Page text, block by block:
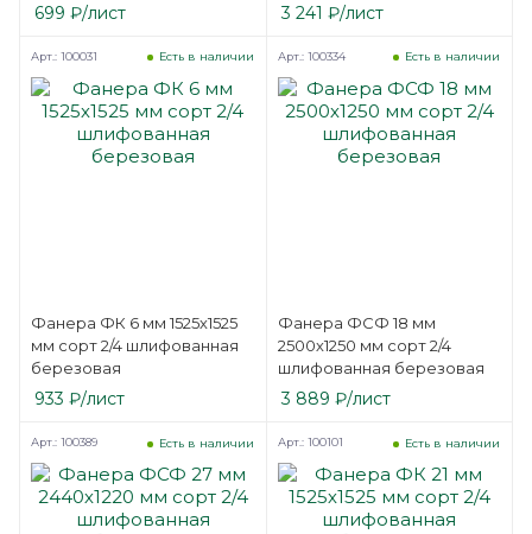
699 ₽/лист 3 241 ₽/лист
Фанера ФК 6 мм 1525х1525
мм сорт 2/4 шлифованная
березовая
Есть в наличии
Арт.: 100031
933 ₽/лист
Фанера ФСФ 18 мм
2500х1250 мм сорт 2/4
шлифованная березовая
Есть в наличии
Арт.: 100334
3 889 ₽/лист
Есть в наличии
Арт.: 100389 Есть в наличии
Арт.: 100101